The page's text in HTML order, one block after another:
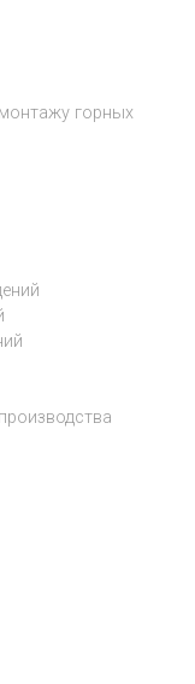
горных